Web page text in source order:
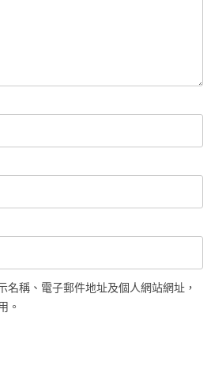
名稱、電子郵件地址及個人網站網址，
。